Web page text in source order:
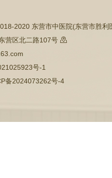
2020 东营市中医院(东营市胜利
营区北二路107号 
号-1
备2024073262号-4